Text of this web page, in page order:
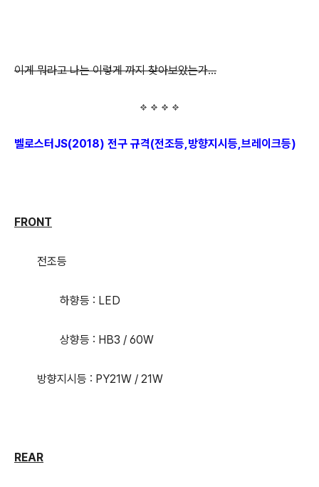
이게 뭐라고 나는 이렇게 까지 찾아보았는가...
벨로스터JS(2018) 전구 규격(전조등,방향지시등,브레이크등)
FRONT
전조등
하향등 : LED
상향등 : HB3 / 60W
방향지시등 : PY21W / 21W
REAR